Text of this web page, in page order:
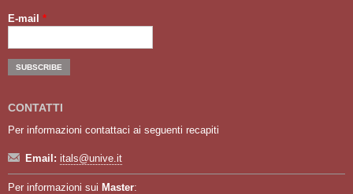
E-mail *
CONTATTI
Per informazioni contattaci ai seguenti recapiti
Email: itals@unive.it
Per informazioni sui Master: